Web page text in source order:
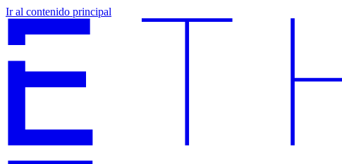
Ir al contenido principal